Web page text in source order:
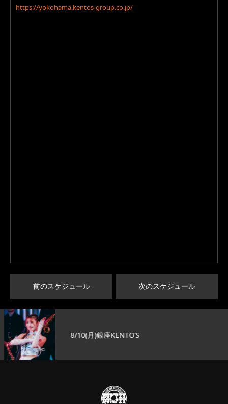
https://yokohama.kentos-group.co.jp/
前のスケジュール 次のスケジュール
8/10(月)銀座KENTO’S